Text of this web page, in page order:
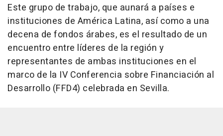
Este grupo de trabajo, que aunará a países e
instituciones de América Latina, así como a una
decena de fondos árabes, es el resultado de un
encuentro entre líderes de la región y
representantes de ambas instituciones en el
marco de la IV Conferencia sobre Financiación al
Desarrollo (FFD4) celebrada en Sevilla.